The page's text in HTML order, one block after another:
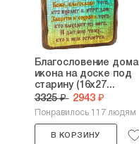
Благословение дома
икона на доске под
старину (16х27...
3325 ₽ 2943 ₽
Понравилось 117 людям
В КОРЗИНУ